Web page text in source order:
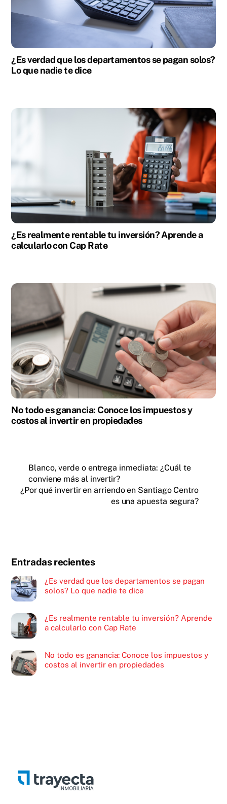
¿Es verdad que los departamentos se pagan solos?
Lo que nadie te dice
¿Es realmente rentable tu inversión? Aprende a
calcularlo con Cap Rate
No todo es ganancia: Conoce los impuestos y
costos al invertir en propiedades
Blanco, verde o entrega inmediata: ¿Cuál te
conviene más al invertir?
¿Por qué invertir en arriendo en Santiago Centro
es una apuesta segura?
Entradas recientes
¿Es verdad que los departamentos se pagan
solos? Lo que nadie te dice
¿Es realmente rentable tu inversión? Aprende
a calcularlo con Cap Rate
No todo es ganancia: Conoce los impuestos y
costos al invertir en propiedades